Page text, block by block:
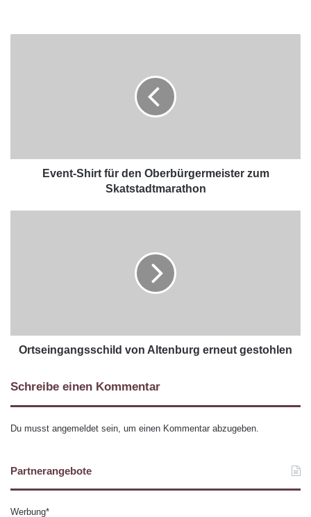
Event-Shirt für den Oberbürgermeister zum
Skatstadtmarathon
Ortseingangsschild von Altenburg erneut gestohlen
Schreibe einen Kommentar
Du musst angemeldet sein, um einen Kommentar abzugeben.
Partnerangebote
Werbung*